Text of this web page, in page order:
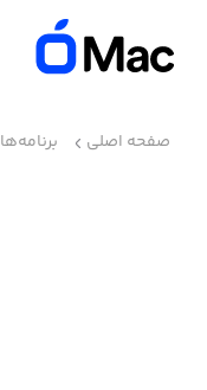
صفحه اصلی برنامه‌ها